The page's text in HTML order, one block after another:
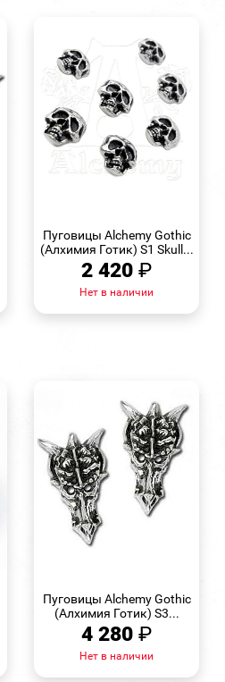
Пуговицы Alchemy Gothic
(Алхимия Готик) S1 Skull...
2 420 ₽
Нет в наличии
Пуговицы Alchemy Gothic
(Алхимия Готик) S3...
4 280 ₽
Нет в наличии